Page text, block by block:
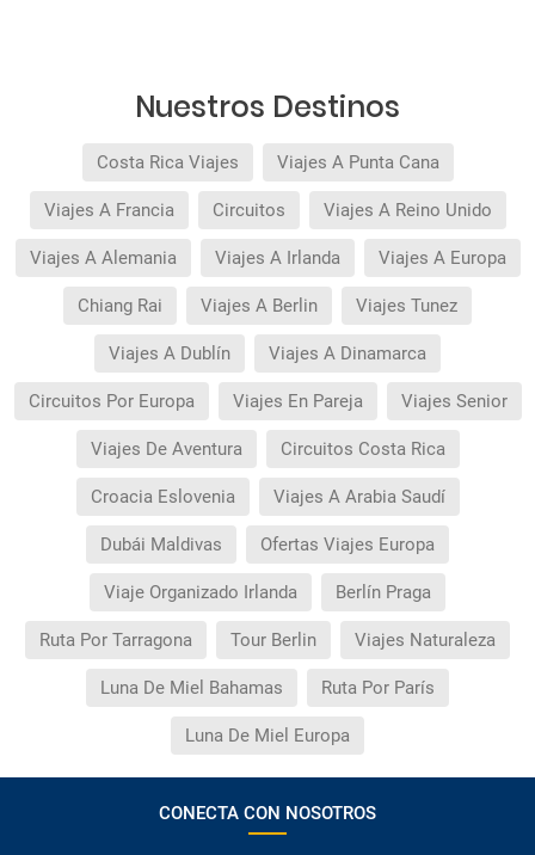
Nuestros Destinos
Costa Rica Viajes Viajes A Punta Cana
Viajes A Francia Circuitos Viajes A Reino Unido
Viajes A Alemania Viajes A Irlanda Viajes A Europa
Chiang Rai Viajes A Berlin Viajes Tunez
Viajes A Dublín Viajes A Dinamarca
Circuitos Por Europa Viajes En Pareja Viajes Senior
Viajes De Aventura Circuitos Costa Rica
Croacia Eslovenia Viajes A Arabia Saudí
Dubái Maldivas Ofertas Viajes Europa
Viaje Organizado Irlanda Berlín Praga
Ruta Por Tarragona Tour Berlin Viajes Naturaleza
Luna De Miel Bahamas Ruta Por París
Luna De Miel Europa
CONECTA CON NOSOTROS